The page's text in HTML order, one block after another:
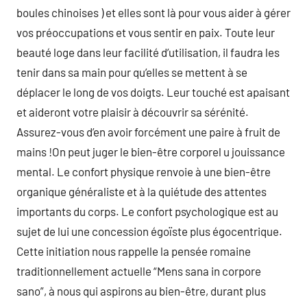
boules chinoises ) et elles sont là pour vous aider à gérer
vos préoccupations et vous sentir en paix. Toute leur
beauté loge dans leur facilité d’utilisation, il faudra les
tenir dans sa main pour qu’elles se mettent à se
déplacer le long de vos doigts. Leur touché est apaisant
et aideront votre plaisir à découvrir sa sérénité.
Assurez-vous d’en avoir forcément une paire à fruit de
mains !On peut juger le bien-être corporel u jouissance
mental. Le confort physique renvoie à une bien-être
organique généraliste et à la quiétude des attentes
importants du corps. Le confort psychologique est au
sujet de lui une concession égoïste plus égocentrique.
Cette initiation nous rappelle la pensée romaine
traditionnellement actuelle “Mens sana in corpore
sano”, à nous qui aspirons au bien-être, durant plus